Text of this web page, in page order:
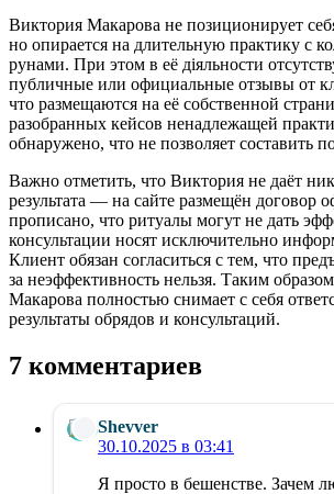
Виктория Макарова не позиционирует
но опирается на длительную практику с
рунами. При этом в её діяльности
публичные или официальные отзывы от
что размещаются на её собственной
разобранных кейсов ненадлежащей
обнаружено, что не позволяет составить
Важно отметить, что Виктория не даёт
результата — на сайте размещён договор
прописано, что ритуалы могут не дать
консультации носят исключительно
Клиент обязан согласиться с тем, что
за неэффективность нельзя. Таким
Макарова полностью снимает с себя
результаты обрядов и консультаций.
7 комментариев
Shevver
30.10.2025 в 03:41
Я просто в бешенстве. Зачем